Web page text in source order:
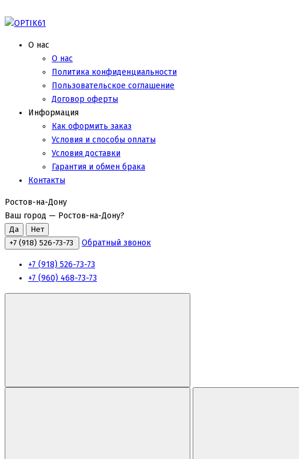
О нас
О нас
Политика конфиденциальности
Пользовательское соглашение
Договор оферты
Информация
Как оформить заказ
Условия и способы оплаты
Условия доставки
Гарантия и обмен брака
Контакты
Ростов-на-Дону
Ваш город — Ростов-на-Дону?
+7 (918) 526-73-73 Обратный звонок
+7 (918) 526-73-73
+7 (960) 468-73-73